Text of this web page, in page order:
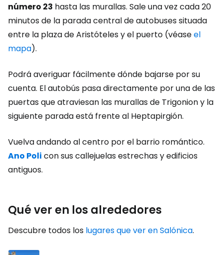
número 23 hasta las murallas. Sale una vez cada 20
minutos de la parada central de autobuses situada
entre la plaza de Aristóteles y el puerto (véaseel
mapa).
Podrá averiguar fácilmente dónde bajarse por su
cuenta. El autobús pasa directamente por una de las
puertas que atraviesan las murallas de Trigonion y la
siguiente parada está frente al Heptapirgión.
Vuelva andando al centro por el barrio romántico.
Ano Poli con sus callejuelas estrechas y edificios
antiguos.
Qué ver en los alrededores
Descubre todos los lugares que ver en Salónica.